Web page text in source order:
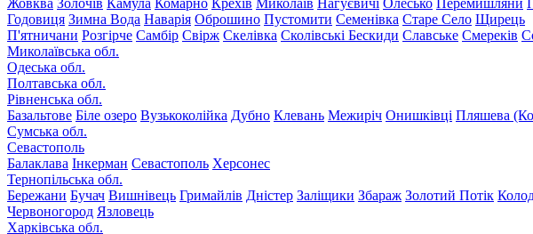
Жовква Золочів Камула Комарно Крехів Миколаїв Нагуєвичі Олесько Перемишляни
Годовиця Зимна Вода Наварія Оброшино Пустомити Семенівка Старе Село Щирець
П'ятничани Розгірче Самбір Свірж Скелівка Сколівські Бескиди Славське Смереків
Миколаївська обл.
Одеська обл.
Полтавська обл.
Рівненська обл.
Базальтове Біле озеро Вузькоколійка Дубно Клевань Межиріч Онишківці Пляшева
Сумська обл.
Севастополь
Балаклава Інкерман Севастополь Херсонес
Тернопільська обл.
Бережани Бучач Вишнівець Гримайлів Дністер Заліщики Збараж Золотий Потік
Червоногород Язловець
Харківська обл.